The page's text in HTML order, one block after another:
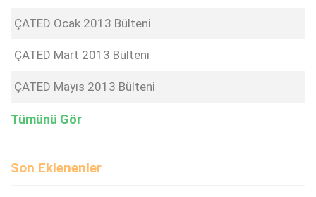
ÇATED Ocak 2013 Bülteni
ÇATED Mart 2013 Bülteni
ÇATED Mayıs 2013 Bülteni
Tümünü Gör
Son Eklenenler